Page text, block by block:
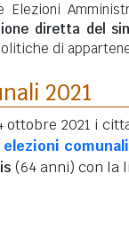
Elezioni
diretta del
di
2021
ottobre 2021 i
elezioni
(64 anni) con la